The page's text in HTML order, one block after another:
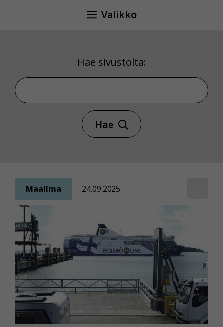
Valikko
Hae sivustolta:
Hae sivustolta
Hae
Maailma 24.09.2025